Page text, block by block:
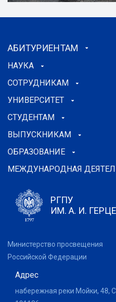
АБИТУРИЕНТАМ
НАУКА
СОТРУДНИКАМ
УНИВЕРСИТЕТ
СТУДЕНТАМ
ВЫПУСКНИКАМ
ОБРАЗОВАНИЕ
МЕЖДУНАРОДНАЯ
РГПУ
ИМ. А. И.
Министерство просвещения
Российской Федерации
Адрес
набережная реки Мойки, 48,